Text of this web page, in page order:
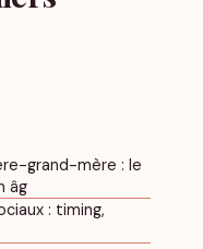
grand-mère : le
âg
: timing,